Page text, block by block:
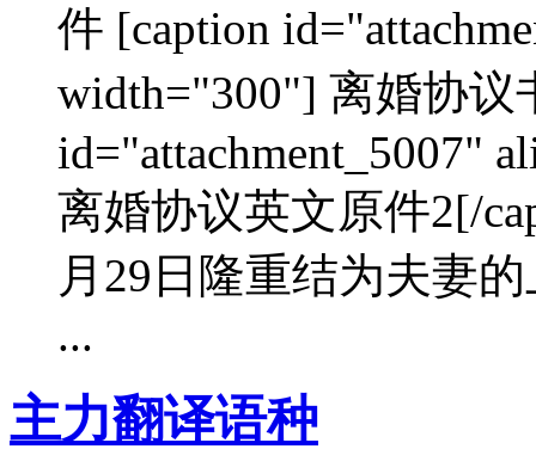
件 [caption
width="300"] 离婚协议
id="attachment_5007"
离婚协议英文原件2[/
月29日隆重结为夫妻
...
主力翻译语种